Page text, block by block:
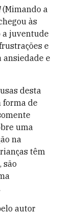
(Mimando a
às
a juventude
e
ansiedade e
desta
forma de
uma
na
têm
são
autor